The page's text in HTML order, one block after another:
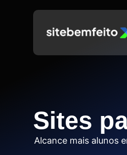
Sites
Alcance mais alunos